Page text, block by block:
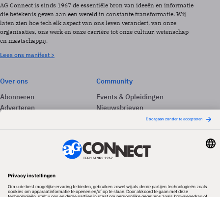
AG Connect is sinds 1967 de essentiële bron van ideeën en informatie
die betekenis geven aan een wereld in constante transformatie. Wij
laten zien hoe tech elk aspect van ons leven verandert, van onze
organisaties, ons werk en onze carrière tot onze cultuur, wetenschap
en maatschappij.
Lees ons manifest >
Over ons
Abonneren
Adverteren
Community
Events & Opleidingen
Nieuwsbrieven
Volg ons